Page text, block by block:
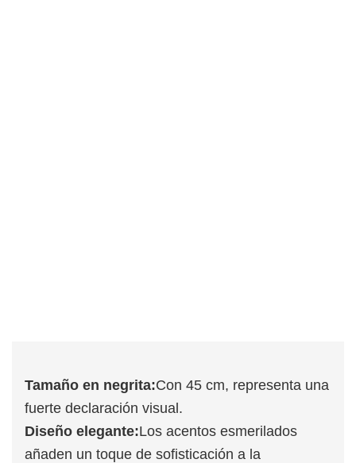
Tamaño en negrita:Con 45 cm, representa una
fuerte declaración visual.
Diseño elegante:Los acentos esmerilados
añaden un toque de sofisticación a la